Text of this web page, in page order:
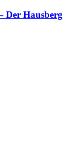
Der Hausberg